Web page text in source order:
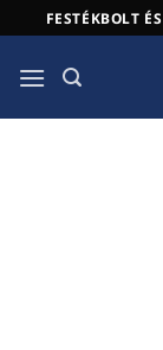
to
content
FESTÉKBOLT